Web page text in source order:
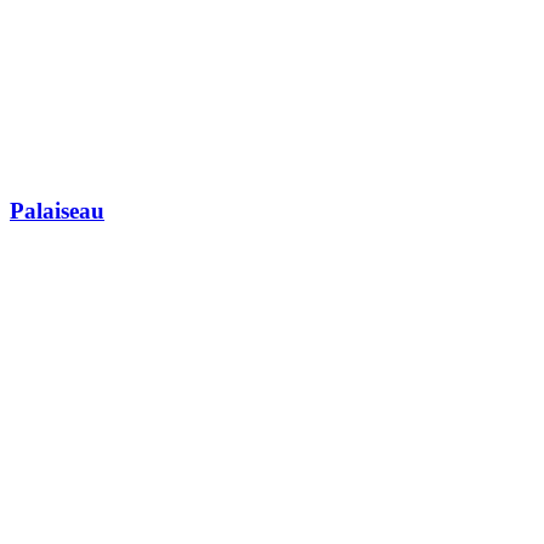
Palaiseau